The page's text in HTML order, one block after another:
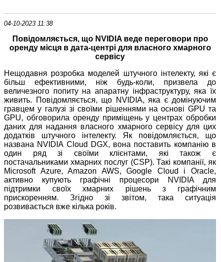
04-10-2023 11:38
Повідомляється, що NVIDIA веде переговори про
оренду місця в дата-центрі для власного хмарного
сервісу
Нещодавня розробка моделей штучного інтелекту, які є
більш ефективними, ніж будь-коли, призвела до
величезного попиту на апаратну інфраструктуру, яка їх
живить. Повідомляється, що NVIDIA, яка є домінуючим
гравцем у галузі зі своїми рішеннями на основі GPU та
GPU, обговорила оренду приміщень у центрах обробки
даних для надання власного хмарного сервісу для цих
додатків штучного інтелекту. Як повідомляється, що
названа NVIDIA Cloud DGX, вона поставить компанію в
один ряд зі своїми клієнтами, які також є
постачальниками хмарних послуг (CSP). Такі компанії, як
Microsoft Azure, Amazon AWS, Google Cloud і Oracle,
активно купують графічні процесори NVIDIA для
підтримки своїх хмарних рішень з графічним
прискоренням. Згідно зі звітом, така ситуація
розвивається вже кілька років.